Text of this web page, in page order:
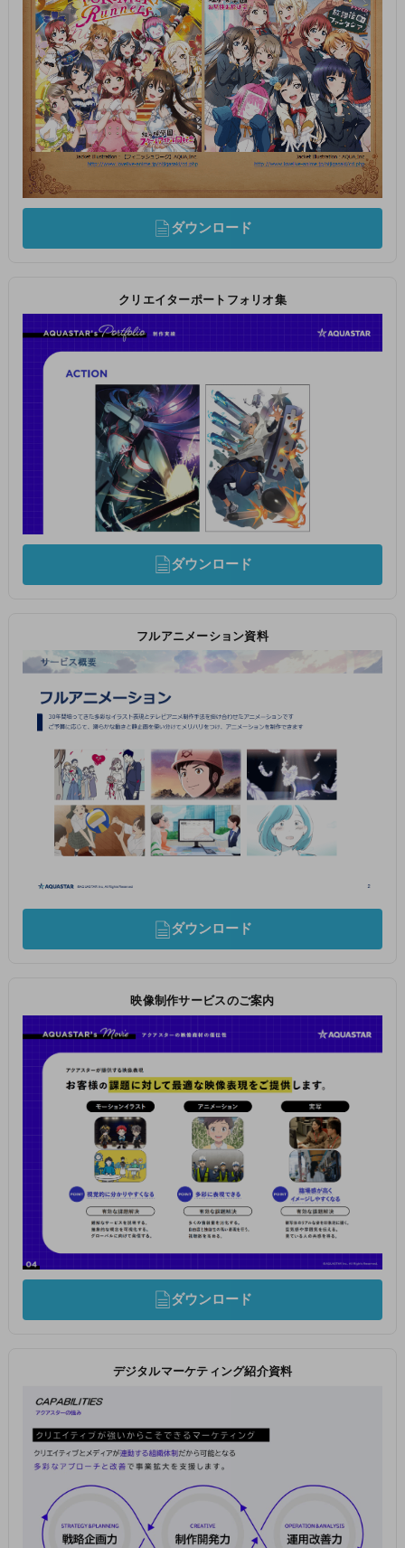
ダウンロード
クリエイターポートフォリオ集
ダウンロード
フルアニメーション資料
ダウンロード
映像制作サービスのご案内
ダウンロード
デジタルマーケティング紹介資料